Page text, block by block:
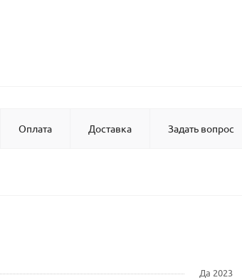
Оплата Доставка Задать вопрос
Да 2023